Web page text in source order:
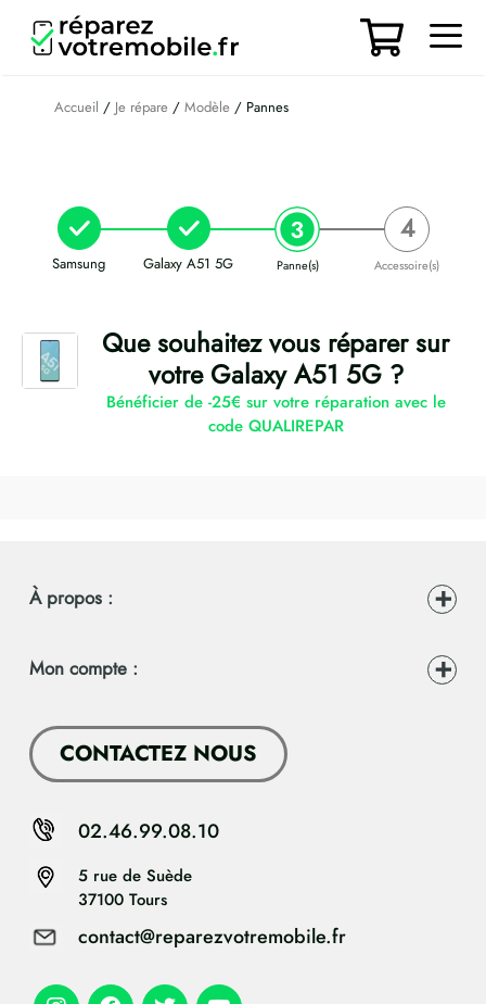
contenu
Accueil / Je répare / Modèle / Pannes
Samsung Galaxy A51 5G Panne(s) Accessoire(s)
Que souhaitez vous réparer sur
votre Galaxy A51 5G ?
Bénéficier de -25€ sur votre réparation avec le
code QUALIREPAR
À propos :
Mon compte :
CONTACTEZ NOUS
5 rue de Suède
37100 Tours
contact@reparezvotremobile.fr
02.46.99.08.10